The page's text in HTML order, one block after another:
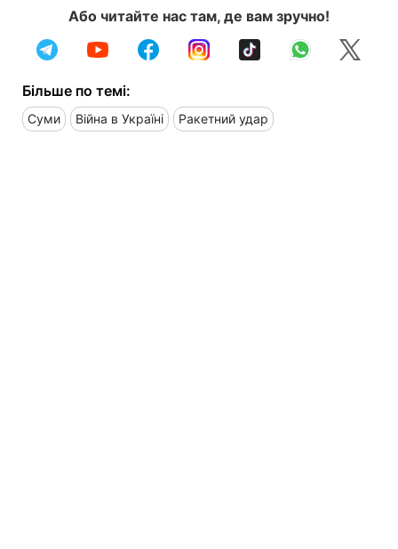
Або читайте нас там, де вам зручно!
Більше по темі:
Суми Війна в Україні Ракетний удар